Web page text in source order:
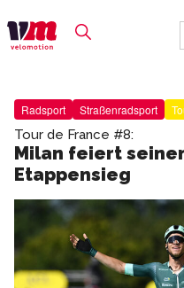
Radsport Straßenradsport
Tour de France #8:
Milan feiert
Etappensieg